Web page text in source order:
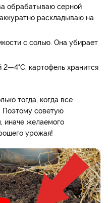
обрабатываю серной
раскладываю на
с солью. Она убирает
картофель хранится
тогда, когда все
Поэтому советую
иначе желаемого
урожая!